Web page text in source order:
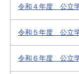
令和４年度 公立
令和５年度 公立
令和６年度 公立